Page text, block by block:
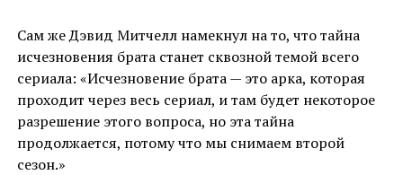
Сам же Дэвид Митчелл намекнул на то, что тайна
исчезновения брата станет сквозной темой всего
сериала: «Исчезновение брата — это арка, которая
проходит через весь сериал, и там будет некоторое
разрешение этого вопроса, но эта тайна
продолжается, потому что мы снимаем второй
сезон.»